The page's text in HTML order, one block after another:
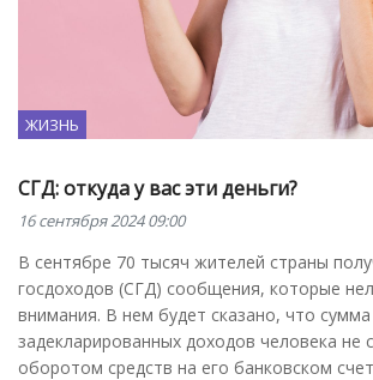
ЖИЗНЬ
СГД: откуда у вас эти деньги?
16 сентября 2024 09:00
В сентябре 70 тысяч жителей страны
госдоходов (СГД) сообщения, которые
внимания. В нем будет сказано, что сумма
задекларированных доходов человека не
оборотом средств на его банковском